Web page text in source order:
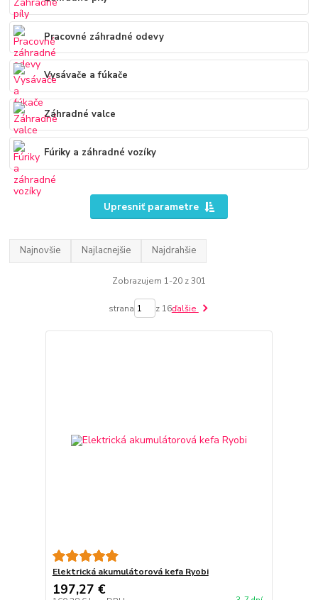
Pracovné záhradné odevy
Vysávače a fúkače
Záhradné valce
Fúriky a záhradné vozíky
Upresniť parametre
Najnovšie Najlacnejšie Najdrahšie
Zobrazujem 1-20 z 301
strana z 16ďalšie
Elektrická akumulátorová kefa Ryobi
197,27 €